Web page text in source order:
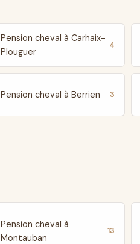
Pension cheval à Carhaix-
Plouguer
4
Pension cheval à Berrien 3
Pension cheval à
Montauban
13